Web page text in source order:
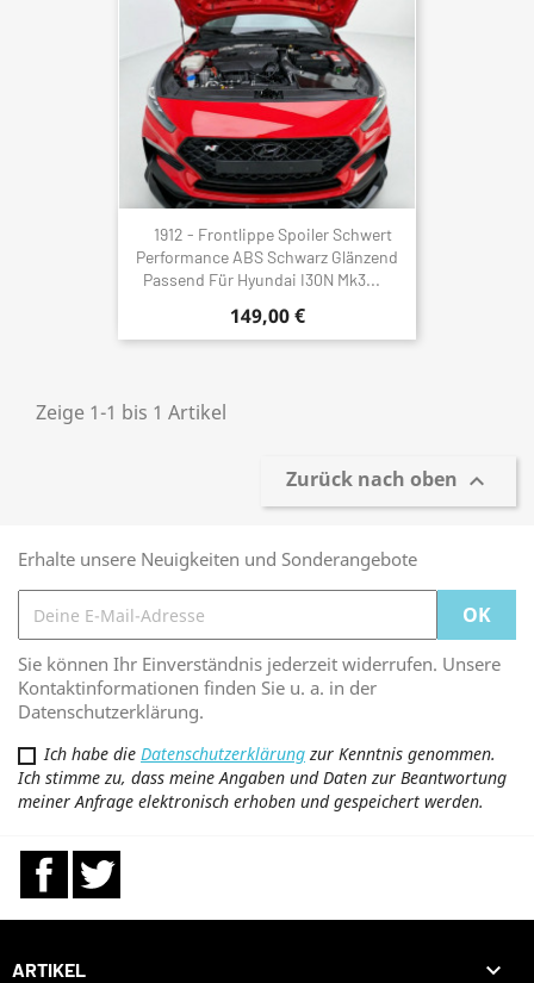
1912 - Frontlippe Spoiler Schwert
Performance ABS Schwarz Glänzend
Passend Für Hyundai I30N Mk3...
149,00 €
Zeige 1-1 bis 1 Artikel
Zurück nach oben 
Erhalte unsere Neuigkeiten und Sonderangebote
Sie können Ihr Einverständnis jederzeit widerrufen. Unsere
Kontaktinformationen finden Sie u. a. in der
Datenschutzerklärung.
Ich habe die Datenschutzerklärung zur Kenntnis genommen.
Ich stimme zu, dass meine Angaben und Daten zur Beantwortung
meiner Anfrage elektronisch erhoben und gespeichert werden.
Facebook
ARTIKEL 